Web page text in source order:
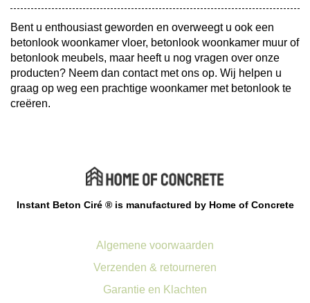
Bent u enthousiast geworden en overweegt u ook een
betonlook woonkamer vloer, betonlook woonkamer muur of
betonlook meubels, maar heeft u nog vragen over onze
producten? Neem dan contact met ons op. Wij helpen u
graag op weg een prachtige woonkamer met betonlook te
creëren.
Instant Beton Ciré ® is manufactured by Home of Concrete
Algemene voorwaarden
Verzenden & retourneren
Garantie en Klachten